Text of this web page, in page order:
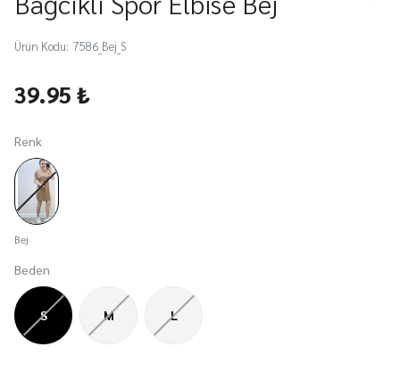
Ürün Kodu: 7586_Bej_S
39.95 ₺
Renk
Bej
Beden
S M L